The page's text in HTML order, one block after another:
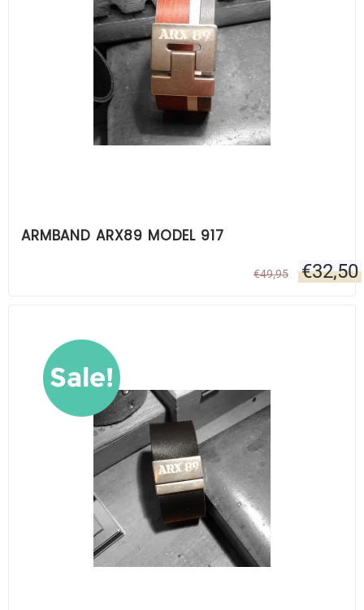
ARMBAND ARX89 MODEL 917
€49,95 €32,50